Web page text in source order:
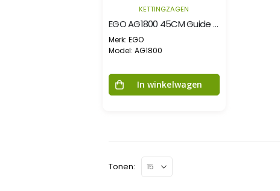
KETTINGZAGEN
EGO AG1800 45CM Guide Bar
Merk: EGO
Model: AG1800
In winkelwagen
Tonen: